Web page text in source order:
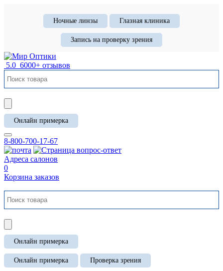
Ночные линзы Глазная клиника
Запись на проверку зрения
5.0 6000+ отзывов
Онлайн примерка
8-800-700-17-67
Адреса салонов
0
Корзина заказов
Онлайн примерка
Онлайн примерка Проверка зрения